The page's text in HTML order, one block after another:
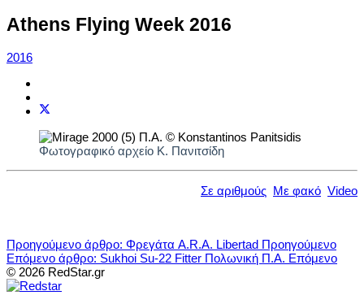
Athens Flying Week 2016
2016
Φωτογραφικό αρχείο Κ. Πανιτσίδη
Σε αριθμούς Με φακό Video
Προηγούμενο άρθρο: Φρεγάτα A.R.A. Libertad Προηγούμενο
Επόμενο άρθρο: Sukhoi Su-22 Fitter Πολωνική Π.Α. Επόμενο
© 2026 RedStar.gr